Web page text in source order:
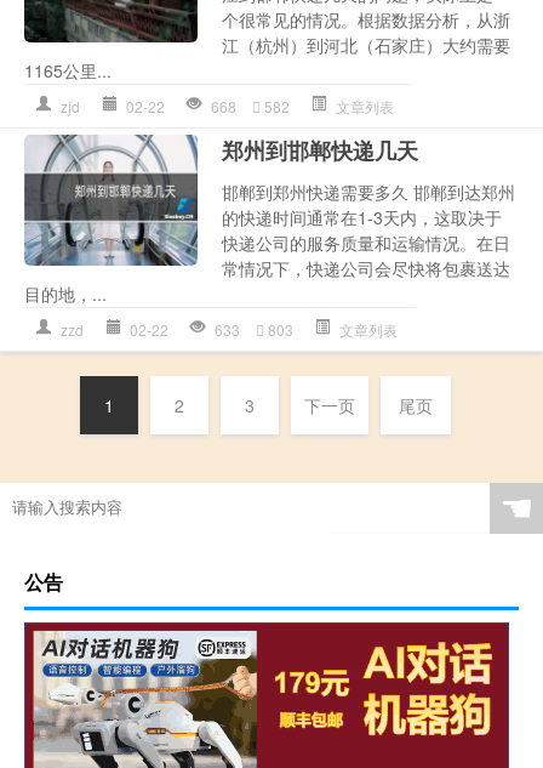
个很常见的情况。根据数据分析，从浙
江（杭州）到河北（石家庄）大约需要
1165公里...
zjd 02-22 668 582 文章列表
郑州到邯郸快递几天
邯郸到郑州快递需要多久 邯郸到达郑州
的快递时间通常在1-3天内，这取决于
快递公司的服务质量和运输情况。在日
常情况下，快递公司会尽快将包裹送达
目的地，...
zzd 02-22 633 803 文章列表
1 2 3 下一页 尾页
☚
公告